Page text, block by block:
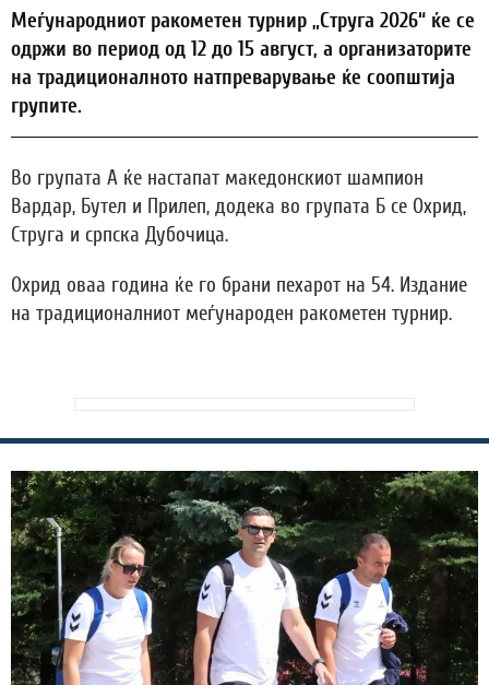
Меѓународниот ракометен турнир „Струга 2026“ ќе се
одржи во период од 12 до 15 август, а организаторите
на традиционалното натпреварување ќе соопштија
групите.
Во групата А ќе настапат македонскиот шампион
Вардар, Бутел и Прилеп, додека во групата Б се Охрид,
Струга и српска Дубочица.
Охрид оваа година ќе го брани пехарот на 54. Издание
на традиционалниот меѓународен ракометен турнир.